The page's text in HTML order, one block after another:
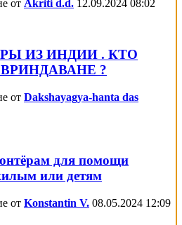
от Akriti d.d. 12.09.2024 08:02
ИЗ ИНДИИ . КТО
?
от Dakshayagya-hanta das
для помощи
или детям
от Konstantin V. 08.05.2024 12:09